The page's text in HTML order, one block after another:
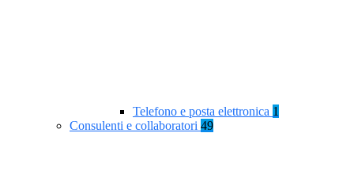
Telefono e posta elettronica 1
Consulenti e collaboratori 49